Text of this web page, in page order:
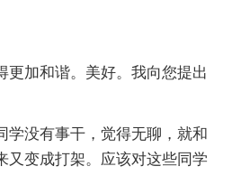
更加和谐。美好。我向您提出
学没有事干，觉得无聊，就和
又变成打架。应该对这些同学